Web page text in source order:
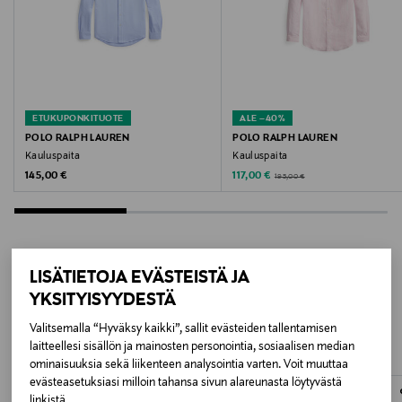
LISÄTIETOJA EVÄSTEISTÄ JA
YKSITYISYYDESTÄ
Valitsemalla “Hyväksy kaikki”, sallit evästeiden tallentamisen
laitteellesi sisällön ja mainosten personointia, sosiaalisen median
ominaisuuksia sekä liikenteen analysointia varten. Voit muuttaa
evästeasetuksiasi milloin tahansa sivun alareunasta löytyvästä
MULTI/ EUCALYPTUS W42
Intia
Valmistajan tuotenumero
Marc O'Polo Einzelhandels GmbH
Valmistajan osoite
Hofgartenstraße 1, 83071 Stephanskirchen, Germany
Digitaalinen osoite
ETUKUPONKITUOTE
POLO RALPH LAUREN
Kauluspaita
Original Price
145,00 €
ALE –40%
POLO RALPH LAUREN
Kauluspaita
Discounted Price
117,00 € Original Price
195,00 €
LISÄÄ KIINNOSTAVIA
TUOTTEITA